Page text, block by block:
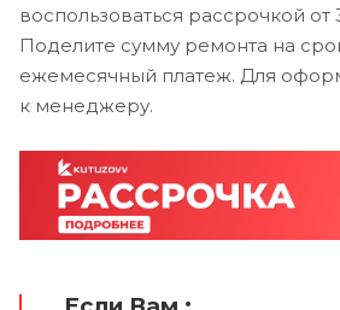
воспользоваться рассрочкой от
Поделите сумму ремонта на
ежемесячный платеж. Для
к менеджеру.